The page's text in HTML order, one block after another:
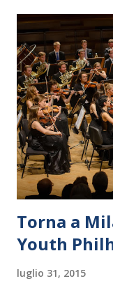
Torna a
Youth
luglio 31, 2015